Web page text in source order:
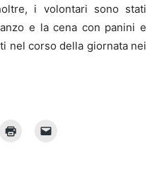
i volontari sono stati
e la cena con panini e
nel corso della giornata nei